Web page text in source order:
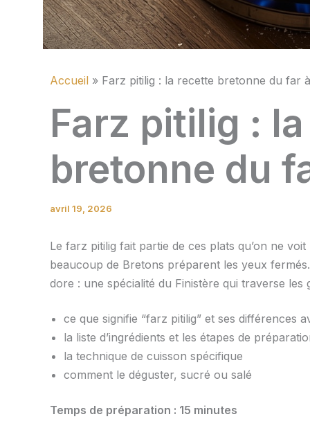
Accueil Farz pitilig : la recette bretonne du far
Farz pitilig :
bretonne du
avril 19, 2026
Le farz pitilig fait partie de ces plats qu’on ne
beaucoup de Bretons préparent les yeux
dore : une spécialité du Finistère qui traverse les
ce que signifie “farz pitilig” et ses différences
la liste d’ingrédients et les étapes de
la technique de cuisson spécifique
comment le déguster, sucré ou salé
Temps de préparation : 15 minutes